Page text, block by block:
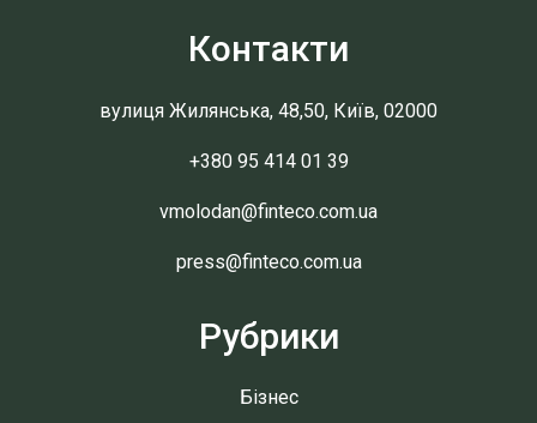
Контакти
вулиця Жилянська, 48,50, Київ, 02000
+380 95 414 01 39
vmolodan@finteco.com.ua
press@finteco.com.ua
Рубрики
Бізнес